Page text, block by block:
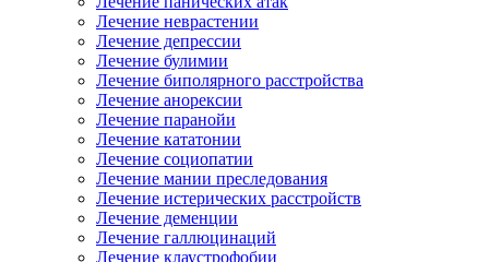
Лечение неврастении
Лечение депрессии
Лечение булимии
Лечение биполярного расстройства
Лечение анорексии
Лечение паранойи
Лечение кататонии
Лечение социопатии
Лечение мании преследования
Лечение истерических расстройств
Лечение деменции
Лечение галлюцинаций
Лечение клаустрофобии